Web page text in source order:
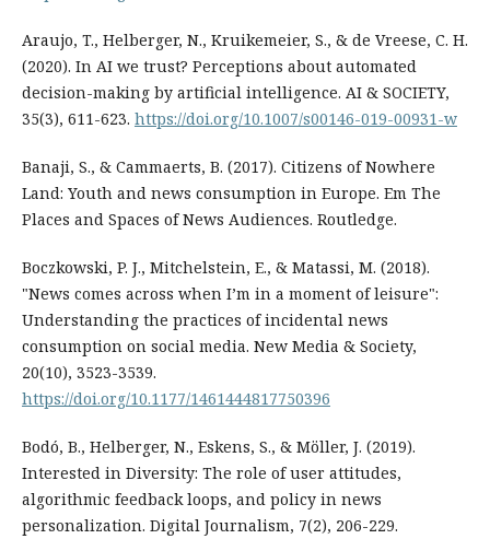
Araujo, T., Helberger, N., Kruikemeier, S., & de Vreese, C. H.
(2020). In AI we trust? Perceptions about automated
decision-making by artificial intelligence. AI & SOCIETY,
35(3), 611-623. https://doi.org/10.1007/s00146-019-00931-w
Banaji, S., & Cammaerts, B. (2017). Citizens of Nowhere
Land: Youth and news consumption in Europe. Em The
Places and Spaces of News Audiences. Routledge.
Boczkowski, P. J., Mitchelstein, E., & Matassi, M. (2018).
"News comes across when I’m in a moment of leisure":
Understanding the practices of incidental news
consumption on social media. New Media & Society,
20(10), 3523-3539.
https://doi.org/10.1177/1461444817750396
Bodó, B., Helberger, N., Eskens, S., & Möller, J. (2019).
Interested in Diversity: The role of user attitudes,
algorithmic feedback loops, and policy in news
personalization. Digital Journalism, 7(2), 206-229.